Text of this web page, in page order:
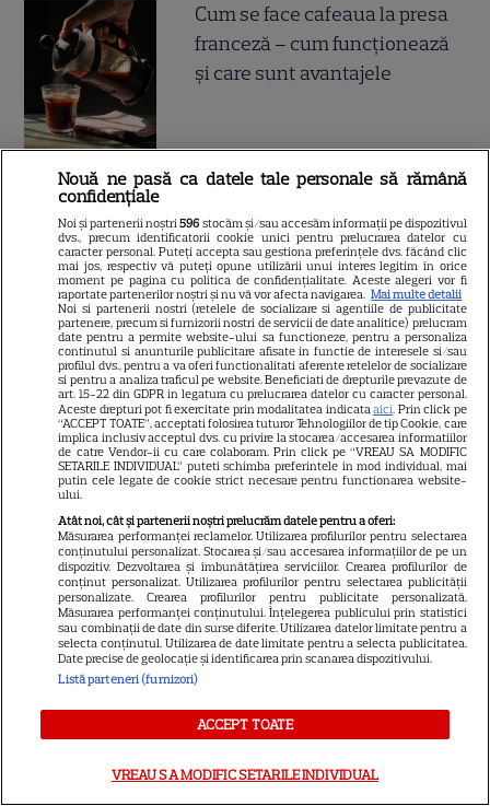
Cum se face cafeaua la presa
franceză – cum funcționează
și care sunt avantajele
ALTE ARTICOLE
INTERESANTE
5
CINEMA
Eli Roth revine cu „Omul cu
înghețata mortală”. Filmul
horror în care copiii devin
înghețată
11
VEDETE STRĂINE
„Povestea peștelui posac”,
aventura animată inspirată
dintr-un bestseller The New
York Times, ajunge în
cinematografe pe 7 august
NETFLIX
Nouă ne pasă ca datele tale personale să rămână
confidențiale
Noi și partenerii noștri596 stocăm și/sau accesăm informații pe dispozitivul
dvs., precum identificatorii cookie unici pentru prelucrarea datelor cu
caracter personal. Puteți accepta sau gestiona preferințele dvs. făcând clic
mai jos, respectiv vă puteți opune utilizării unui interes legitim în orice
moment pe pagina cu politica de confidențialitate. Aceste alegeri vor fi
raportate partenerilor noștri și nu vă vor afecta navigarea. Mai multe detalii
Noi si partenerii nostri (retelele de socializare si agentiile de publicitate
partenere, precum si furnizorii nostri de servicii de date analitice) prelucram
date pentru a permite website-ului sa functioneze, pentru a personaliza
continutul si anunturile publicitare afisate in functie de interesele si/sau
profilul dvs., pentru a va oferi functionalitati aferente retelelor de socializare
si pentru a analiza traficul pe website. Beneficiati de drepturile prevazute de
art. 15-22 din GDPR in legatura cu prelucrarea datelor cu caracter personal.
Aceste drepturi pot fi exercitate prin modalitatea indicataaici. Prin click pe
“ACCEPT TOATE”, acceptati folosirea tuturor Tehnologiilor de tip Cookie, care
implica inclusiv acceptul dvs. cu privire la stocarea/accesarea informatiilor
de catre Vendor-ii cu care colaboram. Prin click pe “VREAU SA MODIFIC
SETARILE INDIVIDUAL” puteti schimba preferintele in mod individual, mai
putin cele legate de cookie strict necesare pentru functionarea website-
ului.
Atât noi, cât și partenerii noștri prelucrăm datele pentru a oferi:
Măsurarea performanței reclamelor. Utilizarea profilurilor pentru selectarea
conținutului personalizat. Stocarea și/sau accesarea informațiilor de pe un
dispozitiv. Dezvoltarea și îmbunătățirea serviciilor. Crearea profilurilor de
conținut personalizat. Utilizarea profilurilor pentru selectarea publicității
personalizate. Crearea profilurilor pentru publicitate personalizată.
Măsurarea performanței conținutului. Înțelegerea publicului prin statistici
sau combinații de date din surse diferite. Utilizarea datelor limitate pentru a
selecta conținutul. Utilizarea de date limitate pentru a selecta publicitatea.
Date precise de geolocație și identificarea prin scanarea dispozitivului.
Listă parteneri (furnizori)
ACCEPT TOATE
VREAU SA MODIFIC SETARILE INDIVIDUAL